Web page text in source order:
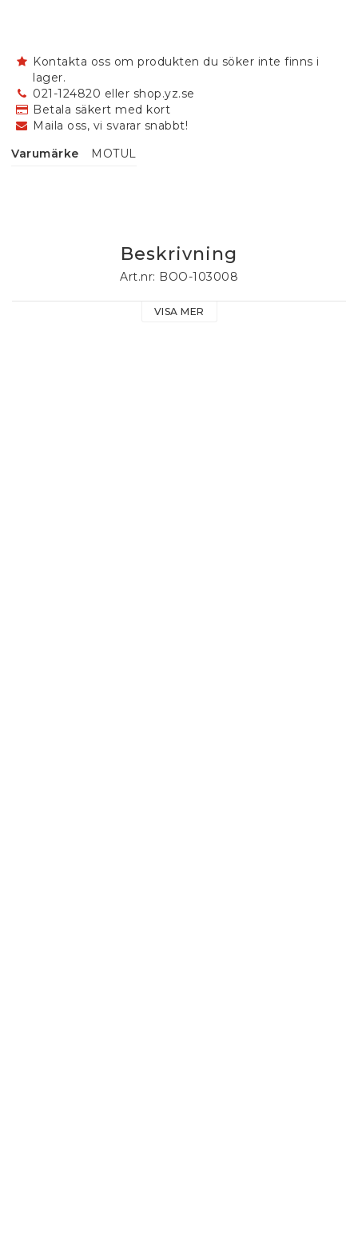
Kontakta oss om produkten du söker inte finns i
lager.
021-124820 eller shop.yz.se
Betala säkert med kort
Maila oss, vi svarar snabbt!
Varumärke
MOTUL
Beskrivning
Art.nr: BOO-103008
VISA MER